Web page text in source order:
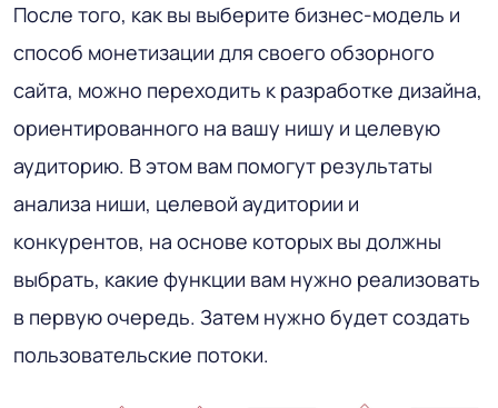
После того, как вы выберите бизнес-модель и
способ монетизации для своего обзорного
сайта, можно переходить к разработке дизайна,
ориентированного на вашу нишу и целевую
аудиторию. В этом вам помогут результаты
анализа ниши, целевой аудитории и
конкурентов, на основе которых вы должны
выбрать, какие функции вам нужно реализовать
в первую очередь. Затем нужно будет создать
пользовательские потоки.